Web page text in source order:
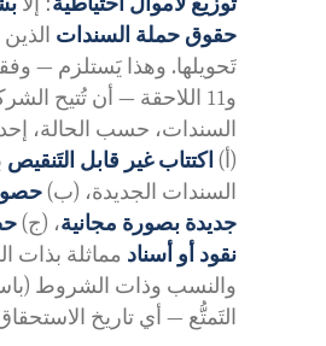
حقوق حملة السندات
و11 اللاحقة — أن تُتيح
السندات، حسب الحالة،
(أ) اكتتاب غير قابل التَنقيص
السندات الجديدة، (ب)
جديدة بصورة مجانية، (ج)
نقود أو أسناد مماثلة بذات
والنسب وذات الشروط
التَمتُّع — أي تاريخ